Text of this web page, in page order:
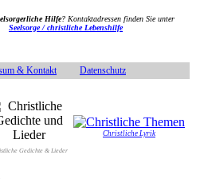
Hilfe? Kontaktadressen finden Sie unter
Seelsorge / christliche Lebenshilfe
& Kontakt Datenschutz
Gedichte & Lieder
Christliche Lyrik